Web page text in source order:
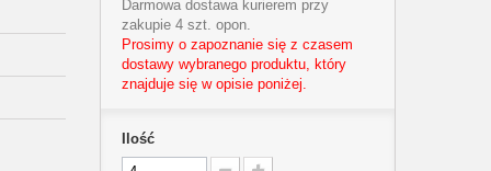
Darmowa dostawa kurierem przy
zakupie 4 szt. opon.
Prosimy o zapoznanie się z czasem
dostawy wybranego produktu, który
znajduje się w opisie poniżej.
Ilość